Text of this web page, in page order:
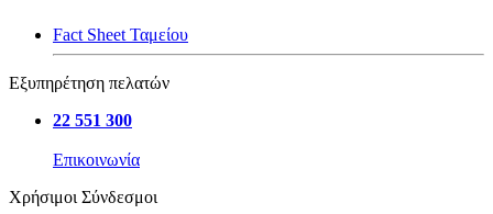
Fact Sheet Ταμείου
Εξυπηρέτηση πελατών
22 551 300
Επικοινωνία
Χρήσιμοι Σύνδεσμοι